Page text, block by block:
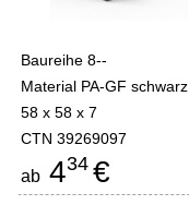
Baureihe 8--
Material PA-GF schwarz
58 x 58 x 7
CTN 39269097
ab 434 €